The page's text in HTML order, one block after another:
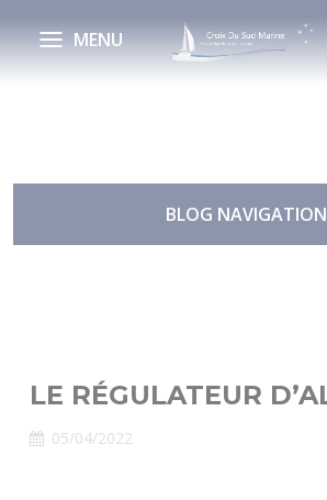
MENU
BLOG NAVIGATION
LE RÉGULATEUR
05/04/2022